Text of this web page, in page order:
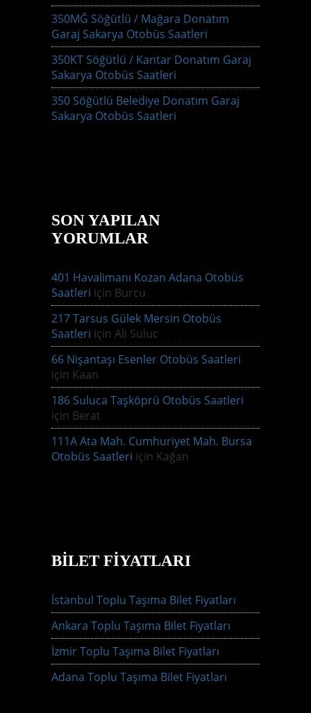
350MĞ Söğütlü / Mağara Donatım
Garaj Sakarya Otobüs Saatleri
350KT Söğütlü / Kantar Donatım Garaj
Sakarya Otobüs Saatleri
350 Söğütlü Belediye Donatım Garaj
Sakarya Otobüs Saatleri
SON YAPILAN
YORUMLAR
401 Havalimanı Kozan Adana Otobüs
Saatleri için Burcu
217 Tarsus Gülek Mersin Otobüs
Saatleri için Ali Suluc
66 Nişantaşı Esenler Otobüs Saatleri
için Kaan
186 Suluca Taşköprü Otobüs Saatleri
için Berat
111A Ata Mah. Cumhuriyet Mah. Bursa
Otobüs Saatleri için Kağan
BILET FIYATLARI
İstanbul Toplu Taşıma Bilet Fiyatları
Ankara Toplu Taşıma Bilet Fiyatları
İzmir Toplu Taşıma Bilet Fiyatları
Adana Toplu Taşıma Bilet Fiyatları